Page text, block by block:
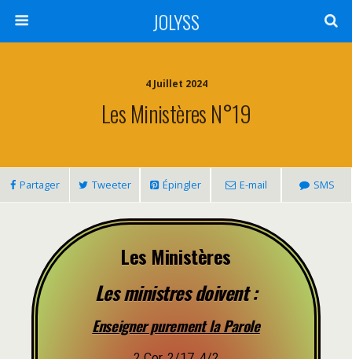
JOLYSS
4 Juillet 2024
Les Ministères N°19
Partager Tweeter Épingler E-mail SMS
Les Ministères
Les ministres doivent :
Enseigner purement la Parole